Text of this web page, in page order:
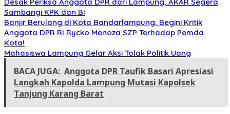
Sambangi KPK dan BI
Banjir Berulang di Kota Bandarlampung, Begini Kritik
Anggota DPR RI Rycko Menoza SZP Terhadap Pemda
Kota!
Mahasiswa Lampung Gelar Aksi Tolak Politik Uang
BACA JUGA: Anggota DPR Taufik Basari Apresiasi
Langkah Kapolda Lampung Mutasi Kapolsek
Tanjung Karang Barat